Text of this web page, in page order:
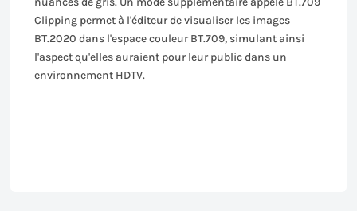
Clipping permet à l'éditeur de visualiser les images
BT.2020 dans l'espace couleur BT.709, simulant ainsi
l'aspect qu'elles auraient pour leur public dans un
environnement HDTV.